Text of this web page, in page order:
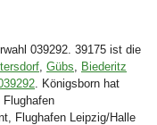
039292. 39175 ist die
, Gübs, Biederitz
. Königsborn hat
Flughafen
Flughafen Leipzig/Halle